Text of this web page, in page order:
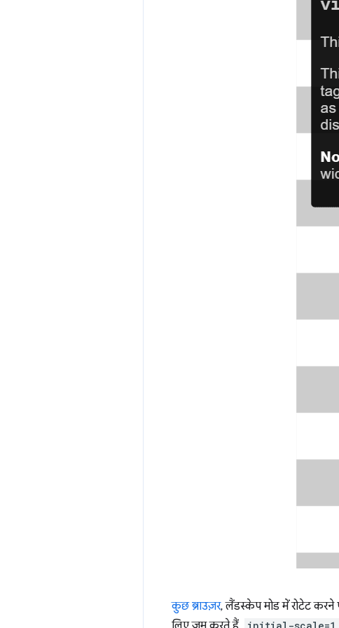
कुछ ब्राउज़र, लैंडस्केप मोड में रोटेट करने